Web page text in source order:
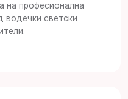
на професионална
водечки светски